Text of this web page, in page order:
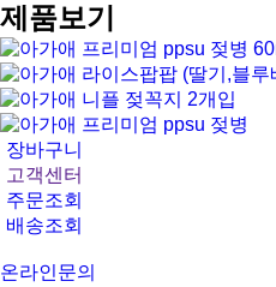
제품보기
장바구니
고객센터
주문조회
배송조회
온라인문의